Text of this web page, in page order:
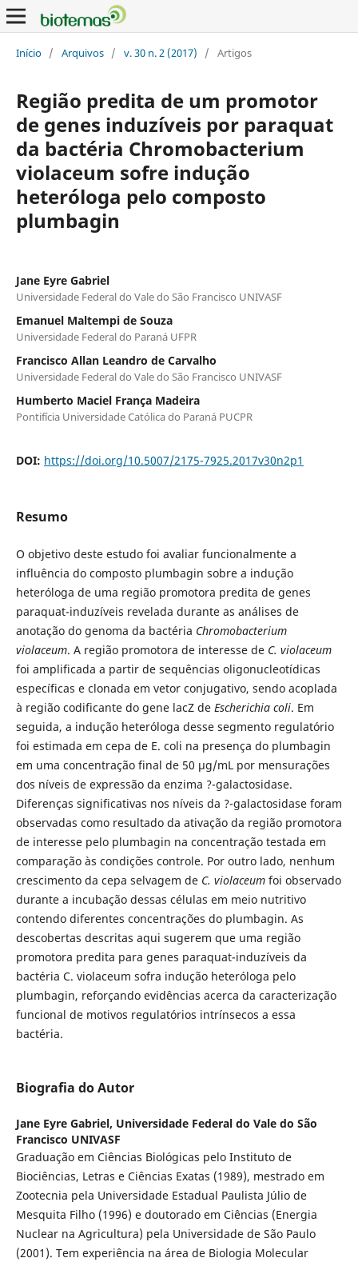
Início / Arquivos / v. 30 n. 2 (2017) / Artigos
Região predita de um promotor
de genes induzíveis por paraquat
da bactéria Chromobacterium
violaceum sofre indução
heteróloga pelo composto
plumbagin
Jane Eyre Gabriel
Universidade Federal do Vale do São Francisco UNIVASF
Emanuel Maltempi de Souza
Universidade Federal do Paraná UFPR
Francisco Allan Leandro de Carvalho
Universidade Federal do Vale do São Francisco UNIVASF
Humberto Maciel França Madeira
Pontifícia Universidade Católica do Paraná PUCPR
DOI: https://doi.org/10.5007/2175-7925.2017v30n2p1
Resumo
O objetivo deste estudo foi avaliar funcionalmente a
influência do composto plumbagin sobre a indução
heteróloga de uma região promotora predita de genes
paraquat-induzíveis revelada durante as análises de
anotação do genoma da bactéria Chromobacterium
violaceum. A região promotora de interesse de C. violaceum
foi amplificada a partir de sequências oligonucleotídicas
específicas e clonada em vetor conjugativo, sendo acoplada
à região codificante do gene lacZ de Escherichia coli. Em
seguida, a indução heteróloga desse segmento regulatório
foi estimada em cepa de E. coli na presença do plumbagin
em uma concentração final de 50 µg/mL por mensurações
dos níveis de expressão da enzima ?-galactosidase.
Diferenças significativas nos níveis da ?-galactosidase foram
observadas como resultado da ativação da região promotora
de interesse pelo plumbagin na concentração testada em
comparação às condições controle. Por outro lado, nenhum
crescimento da cepa selvagem de C. violaceumfoi observado
durante a incubação dessas células em meio nutritivo
contendo diferentes concentrações do plumbagin. As
descobertas descritas aqui sugerem que uma região
promotora predita para genes paraquat-induzíveis da
bactéria C. violaceum sofra indução heteróloga pelo
plumbagin, reforçando evidências acerca da caracterização
funcional de motivos regulatórios intrínsecos a essa
bactéria.
Biografia do Autor
Jane Eyre Gabriel, Universidade Federal do Vale do São
Francisco UNIVASF
Graduação em Ciências Biológicas pelo Instituto de
Biociências, Letras e Ciências Exatas (1989), mestrado em
Zootecnia pela Universidade Estadual Paulista Júlio de
Mesquita Filho (1996) e doutorado em Ciências (Energia
Nuclear na Agricultura) pela Universidade de São Paulo
(2001). Tem experiência na área de Biologia Molecular